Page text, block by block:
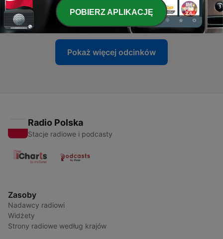
25 - EP 24: "¿VOLVEMOS al PASADO?: ARGENTINA"
10 lis 2019
Pokaż więcej odcinków
Radio Polska
Stacje radiowe i podcasty
Zasoby
Nadawcy radiowi
Widżety
Strony radiowe według krajów
POBIERZ APLIKACJĘ